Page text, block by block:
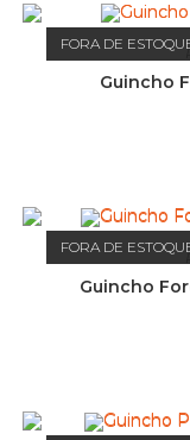
FORA DE
Guincho
FORA DE
Guincho